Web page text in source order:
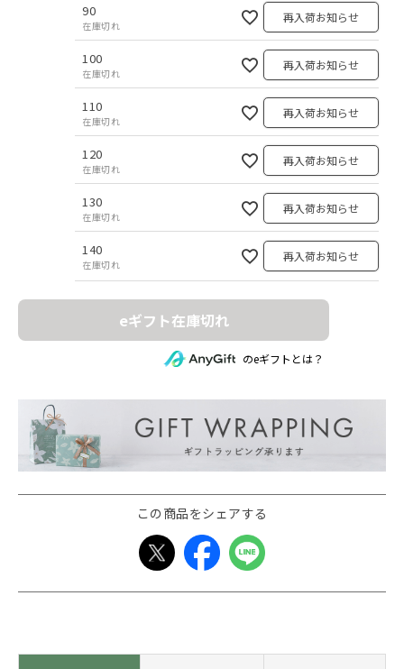
90
在庫切れ
再入荷お知らせ
100
在庫切れ
再入荷お知らせ
110
在庫切れ
再入荷お知らせ
120
在庫切れ
再入荷お知らせ
130
在庫切れ
再入荷お知らせ
140
在庫切れ
再入荷お知らせ
eギフト在庫切れ
のeギフトとは？
この商品をシェアする